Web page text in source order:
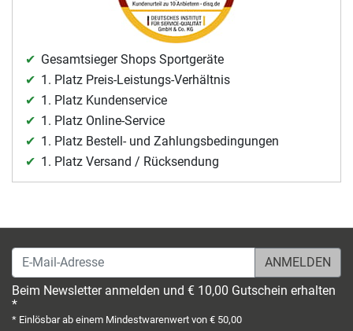
Gesamtsieger Shops Sportgeräte
1. Platz Preis-Leistungs-Verhältnis
1. Platz Kundenservice
1. Platz Online-Service
1. Platz Bestell- und Zahlungsbedingungen
1. Platz Versand / Rücksendung
E-Mail-Adresse
Beim Newsletter anmelden und € 10,00 Gutschein erhalten
*
* Einlösbar ab einem Mindestwarenwert von € 50,00